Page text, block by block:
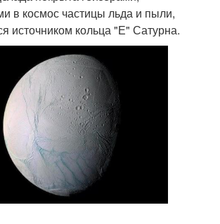
в космос частицы льда и пыли,
источником кольца "Е" Сатурна.